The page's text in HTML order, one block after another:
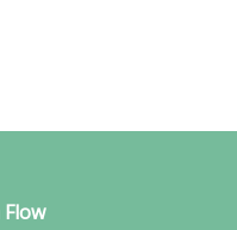
Flow